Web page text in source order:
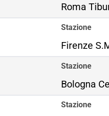
Roma
Stazione
Firenze
Stazione
Bologna
Stazione